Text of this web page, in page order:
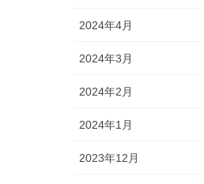
2024年4月
2024年3月
2024年2月
2024年1月
2023年12月